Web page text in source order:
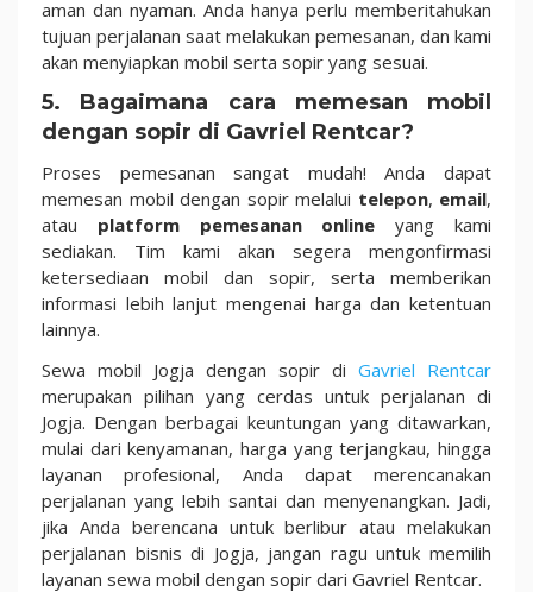
aman dan nyaman. Anda hanya perlu memberitahukan
tujuan perjalanan saat melakukan pemesanan, dan kami
akan menyiapkan mobil serta sopir yang sesuai.
5. Bagaimana cara memesan mobil
dengan sopir di Gavriel Rentcar?
Proses pemesanan sangat mudah! Anda dapat
memesan mobil dengan sopir melalui telepon, email,
atau platform pemesanan online yang kami
sediakan. Tim kami akan segera mengonfirmasi
ketersediaan mobil dan sopir, serta memberikan
informasi lebih lanjut mengenai harga dan ketentuan
lainnya.
Sewa mobil Jogja dengan sopir di Gavriel Rentcar
merupakan pilihan yang cerdas untuk perjalanan di
Jogja. Dengan berbagai keuntungan yang ditawarkan,
mulai dari kenyamanan, harga yang terjangkau, hingga
layanan profesional, Anda dapat merencanakan
perjalanan yang lebih santai dan menyenangkan. Jadi,
jika Anda berencana untuk berlibur atau melakukan
perjalanan bisnis di Jogja, jangan ragu untuk memilih
layanan sewa mobil dengan sopir dari Gavriel Rentcar.